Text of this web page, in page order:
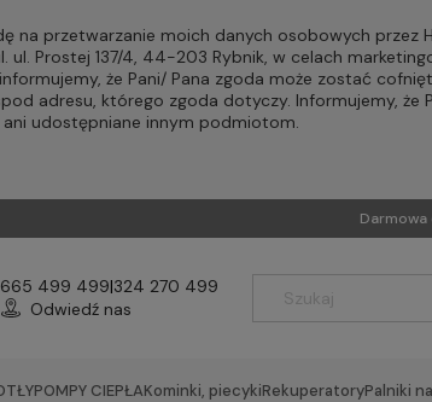
na przetwarzanie moich danych osobowych przez
ul. Prostej 137/4, 44-203 Rybnik, w celach
że Pani/ Pana zgoda może zostać
adresu, którego zgoda dotyczy. Informujemy,
ani udostępniane innym podmiotom.
665 499 499|324 270 499
Odwiedź nas
POMPY CIEPŁAKominki, piecykiRekuperatoryPalniki